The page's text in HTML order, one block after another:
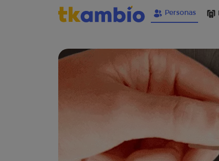
Personas